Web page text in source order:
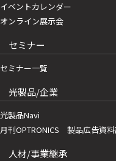
イベントカレンダー
オンライン展示会
セミナー
セミナー一覧
光製品/企業
光製品Navi
月刊OPTRONICS 製品広告資
人材/事業継承